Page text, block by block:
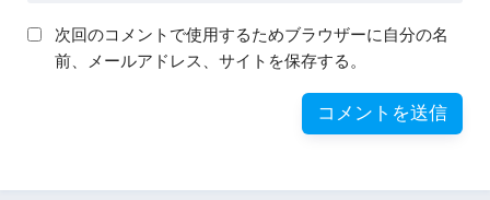
次回のコメントで使用するためブラウザーに自分の名
前、メールアドレス、サイトを保存する。